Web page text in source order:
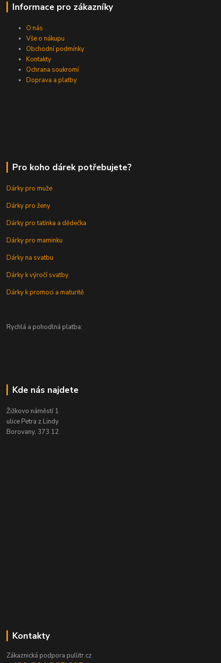
Informace pro zákazníky
O nás
Vše o nákupu
Obchodní podmínky
Kontakty
Ochrana soukromí
Doprava a platby
Pro koho dárek potřebujete?
Dárky pro muže
Dárky pro ženy
Dárky pro tatínka a dědečka
Dárky pro maminku
Dárky na svatbu
Dárky k výročí svatby
Dárky k promoci a maturitě
Rychlá a pohodlná platba:
Kde nás najdete
Žižkovo náměstí 1
ulice Petra z Lindy
Borovany, 373 12
Kontakty
Zákaznická podpora pullitr.cz